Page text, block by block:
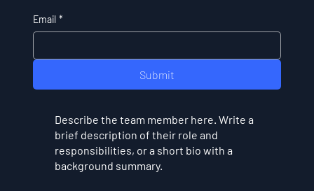
Email *
Submit
Describe the team member here. Write a
brief description of their role and
responsibilities, or a short bio with a
background summary.